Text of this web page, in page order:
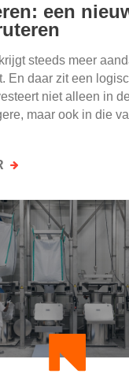
een
steeds meer
En daar zit een
niet alleen in
maar ook in die
OVER
LEREN:
EEN
NIEUWE
VORM
VAN
REKRUTEREN